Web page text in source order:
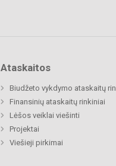
Ataskaitos
Biudžeto vykdymo ataskaitų
Finansinių ataskaitų rinkiniai
Lėšos veiklai viešinti
Projektai
Viešieji pirkimai